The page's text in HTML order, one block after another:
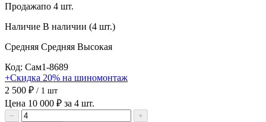
Продажапо 4 шт.
Наличие В наличии (4 шт.)
Средняя Средняя Высокая
Код: Сам1-8689
+Скидка 20% на шиномонтаж
2 500 ₽ / 1 шт
Цена 10 000 ₽ за 4 шт.
−
+